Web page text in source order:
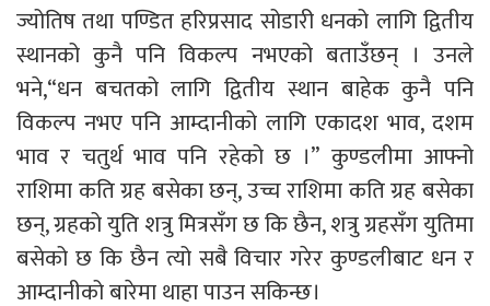
ज्योतिष तथा पण्डित हरिप्रसाद सोडारी धनको लागि द्वितीय
स्थानको कुनै पनि विकल्प नभएको बताउँछन् । उनले
भने,“धन बचतको लागि द्वितीय स्थान बाहेक कुनै पनि
विकल्प नभए पनि आम्दानीको लागि एकादश भाव, दशम
भाव र चतुर्थ भाव पनि रहेको छ ।” कुण्डलीमा आफ्नो
राशिमा कति ग्रह बसेका छन्, उच्च राशिमा कति ग्रह बसेका
छन्, ग्रहको युति शत्रु मित्रसँग छ कि छैन, शत्रु ग्रहसँग युतिमा
बसेको छ कि छैन त्यो सबै विचार गरेर कुण्डलीबाट धन र
आम्दानीको बारेमा थाहा पाउन सकिन्छ।